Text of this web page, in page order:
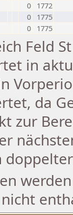
0
1772
0
1775
0 1775
Feld
in
da
zur